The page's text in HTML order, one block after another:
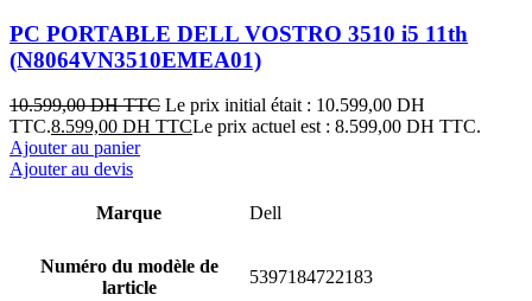
PC PORTABLE DELL VOSTRO 3510 i5 11th
(N8064VN3510EMEA01)
10.599,00DH TTC Le prix initial était : 10.599,00 DH
TTC.8.599,00 DH TTCLe prix actuel est : 8.599,00 DH TTC.
Ajouter au panier
Ajouter au devis
Marque Dell
Numéro du modèle de
larticle
‎5397184722183